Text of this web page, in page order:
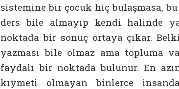
sistemine bir çocuk hiç bulaşmasa,
ders bile almayıp kendi halinde
noktada bir sonuç ortaya çıkar.
yazması bile olmaz ama topluma
faydalı bir noktada bulunur. En
kıymeti olmayan binlerce